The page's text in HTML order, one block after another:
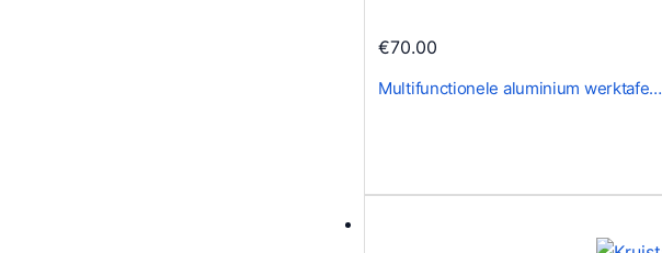
€70.00
Multifunctionele aluminium werktafe…